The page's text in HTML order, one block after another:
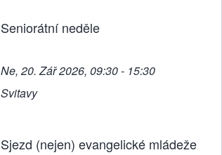
Seniorátní neděle
Ne, 20. Zář 2026, 09:30 - 15:30
Svitavy
Sjezd (nejen) evangelické mládeže